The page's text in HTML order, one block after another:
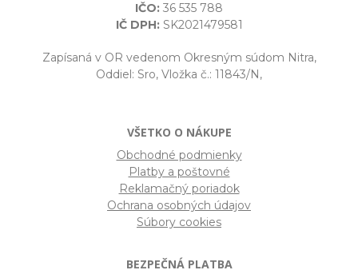
IČO: 36 535 788
IČ DPH:SK2021479581
Zapísaná v OR vedenom Okresným súdom Nitra,
Oddiel: Sro, Vložka č.: 11843/N,
VŠETKO O NÁKUPE
Obchodné podmienky
Platby a poštovné
Reklamačný poriadok
Ochrana osobných údajov
Súbory cookies
BEZPEČNÁ PLATBA